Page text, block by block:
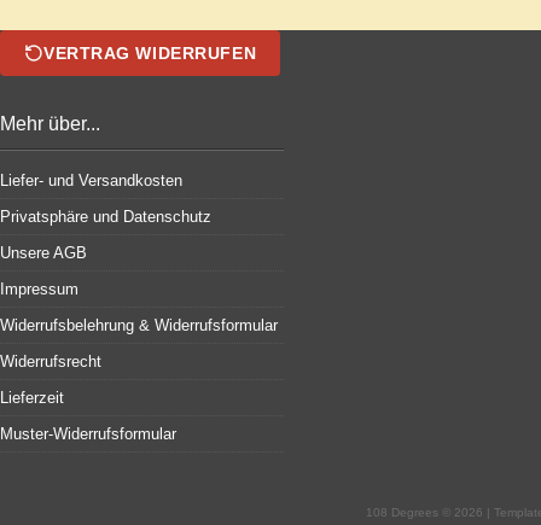
VERTRAG WIDERRUFEN
Mehr über...
Liefer- und Versandkosten
Privatsphäre und Datenschutz
Unsere AGB
Impressum
Widerrufsbelehrung & Widerrufsformular
Widerrufsrecht
Lieferzeit
Muster-Widerrufsformular
108 Degrees © 2026 |